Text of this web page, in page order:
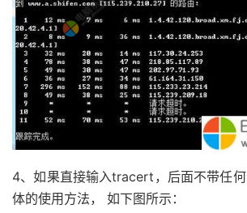
4、如果直接输入tracert，后面不带任
体的使用方法， 如下图所示：